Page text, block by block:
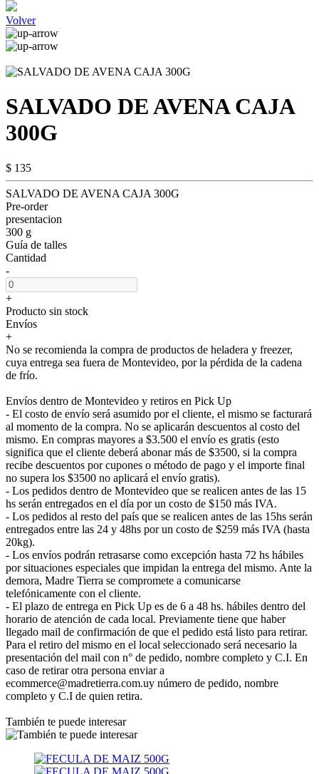
Volver
SALVADO DE AVENA CAJA
300G
$ 135
SALVADO DE AVENA CAJA 300G
Pre-order
presentacion
300 g
Guía de talles
Cantidad
-
+
Producto sin stock
Envíos
+
No se recomienda la compra de productos de heladera y freezer,
cuya entrega sea fuera de Montevideo, por la pérdida de la cadena
de frío.
Envíos dentro de Montevideo y retiros en Pick Up
- El costo de envío será asumido por el cliente, el mismo se facturará
al momento de la compra. No se aplicarán descuentos al costo del
mismo. En compras mayores a $3.500 el envío es gratis (esto
significa que el cliente deberá abonar más de $3500, si la compra
recibe descuentos por cupones o método de pago y el importe final
no supera los $3500 no aplicará el envío gratis).
- Los pedidos dentro de Montevideo que se realicen antes de las 15
hs serán entregados en el día por un costo de $150 más IVA.
- Los pedidos al resto del país que se realicen antes de las 15hs serán
entregados entre las 24 y 48hs por un costo de $259 más IVA (hasta
20kg).
- Los envíos podrán retrasarse como excepción hasta 72 hs hábiles
por situaciones especiales que impidan la entrega del mismo. Ante la
demora, Madre Tierra se compromete a comunicarse
telefónicamente con el cliente.
- El plazo de entrega en Pick Up es de 6 a 48 hs. hábiles dentro del
horario de atención de cada local. Previamente tiene que haber
llegado mail de confirmación de que el pedido está listo para retirar.
Para el retiro del mismo en el local seleccionado será necesario la
presentación del mail con n° de pedido, nombre completo y C.I. En
caso de retirar otra persona enviar a
ecommerce@madretierra.com.uy número de pedido, nombre
completo y C.I de quien retira.
También te puede interesar